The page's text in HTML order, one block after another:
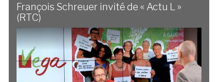
François Schreuer invité de « Actu L »
(RTC)